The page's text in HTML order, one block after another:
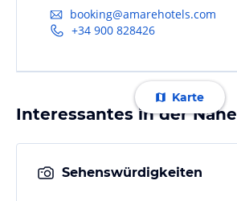
booking@amarehotels.com
+34 900 828426
Karte
Interessantes in der Nähe
Sehenswürdigkeiten